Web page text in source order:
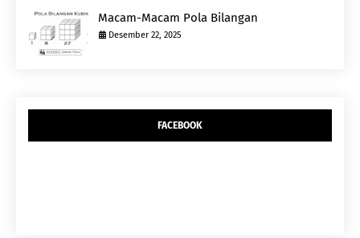
Macam-Macam Pola Bilangan
Desember 22, 2025
FACEBOOK